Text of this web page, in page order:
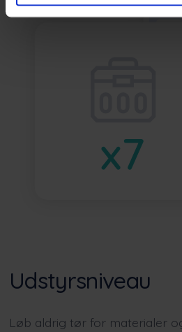
Udstyrsniveau
Løb aldrig tør for materialer